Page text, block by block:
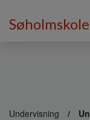
Undervisning